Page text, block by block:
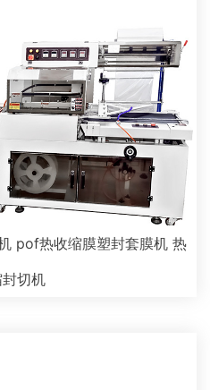
pof热收缩膜塑封套膜机 热
切机